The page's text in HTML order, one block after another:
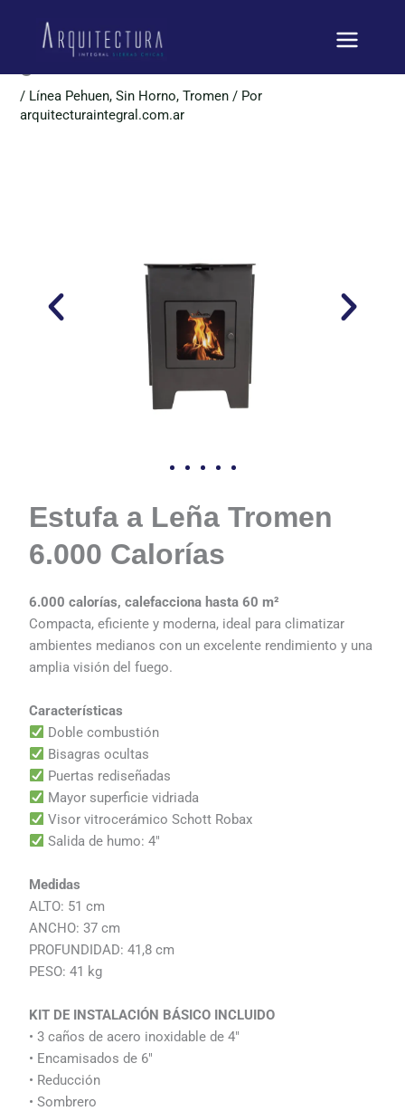
contenido
Tromen- Pehuen 6.000
galvanizado
/ Línea Pehuen,Sin Horno,Tromen / Por
arquitecturaintegral.com.ar
Estufa a Leña Tromen
6.000 Calorías
6.000 calorías, calefacciona hasta 60 m²
Compacta, eficiente y moderna, ideal para climatizar
ambientes medianos con un excelente rendimiento y una
amplia visión del fuego.
Características
Doble combustión
Bisagras ocultas
Puertas rediseñadas
Mayor superficie vidriada
Visor vitrocerámico Schott Robax
Salida de humo: 4″
Medidas
ALTO: 51 cm
ANCHO: 37 cm
PROFUNDIDAD: 41,8 cm
PESO: 41 kg
KIT DE INSTALACIÓN BÁSICO INCLUIDO
• 3 caños de acero inoxidable de 4″
• Encamisados de 6″
• Reducción
• Sombrero